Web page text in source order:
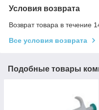
Условия возврата
Возврат товара в течение
Все условия возврата
Подобные товары